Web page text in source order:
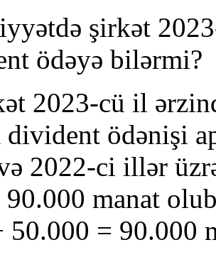
şirkət
ödəyə bilərmi?
2023-cü il
divident ödənişi
2022-ci illər
manat
50.000 = 90.000